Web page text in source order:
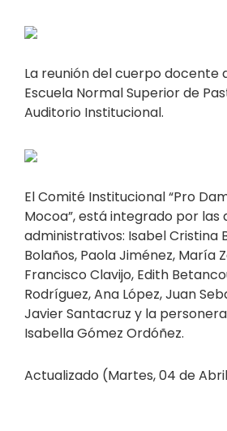
La reunión del cuerpo docente
Escuela Normal Superior de
Auditorio Institucional.
El Comité Institucional “Pro
Mocoa”, está integrado por las
administrativos: Isabel Cristina
Bolaños, Paola Jiménez, María
Francisco Clavijo, Edith
Rodríguez, Ana López, Juan
Javier Santacruz y la
Isabella Gómez Ordóñez.
Actualizado (Martes, 04 de